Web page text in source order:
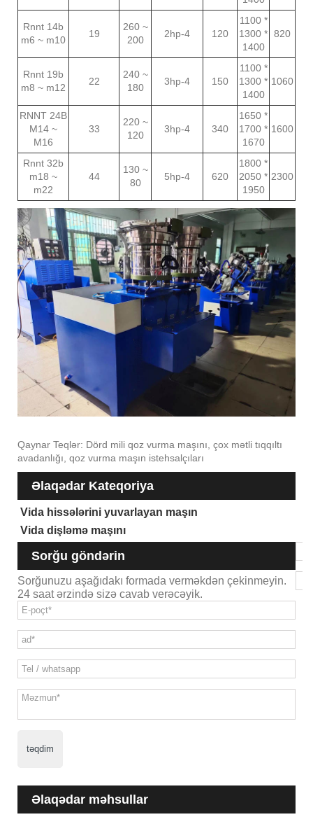
Rnnt 14b
m6 ~ m10
19
260 ~
200
2hp-4 120
1100 *
1300 *
1400
820
Rnnt 19b
m8 ~ m12
22
240 ~
180
3hp-4 150
1100 *
1300 *
1400
1060
RNNT 24B
M14 ~
M16
33
220 ~
120
3hp-4 340
1650 *
1700 *
1670
1600
Rnnt 32b
m18 ~
m22
44
130 ~
80
5hp-4 620
1800 *
2050 *
1950
2300
Qaynar Teqlər: Dörd mili qoz vurma maşını, çox mətli tıqqıltı
avadanlığı, qoz vurma maşın istehsalçıları
Əlaqədar Kateqoriya
Vida hissələrini yuvarlayan maşın
Vida dişləmə maşını
Sorğu göndərin
Sorğunuzu aşağıdakı formada verməkdən çekinmeyin.
24 saat ərzində sizə cavab verəcəyik.
təqdim
Əlaqədar məhsullar